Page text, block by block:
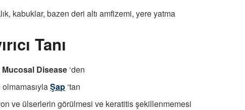
kabuklar, bazen deri altı amfizemi, yere yatma
Tanı
Mucosal Disease ‘den
olmamasıylaŞap ‘tan
ve ülserlerin görülmesi ve keratitis şekillenmemesi